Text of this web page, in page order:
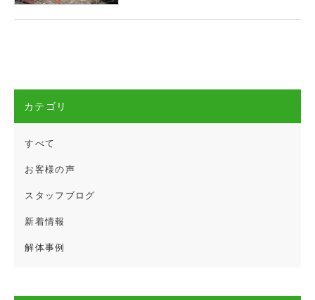
カテゴリ
すべて
お客様の声
スタッフブログ
新着情報
解体事例